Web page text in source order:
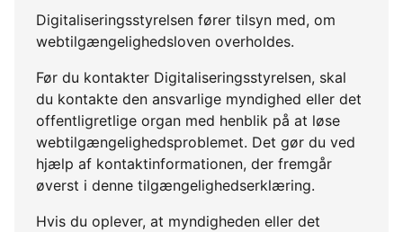
Digitaliseringsstyrelsen fører tilsyn med, om
webtilgængelighedsloven overholdes.
Før du kontakter Digitaliseringsstyrelsen, skal
du kontakte den ansvarlige myndighed eller det
offentligretlige organ med henblik på at løse
webtilgængelighedsproblemet. Det gør du ved
hjælp af kontaktinformationen, der fremgår
øverst i denne tilgængelighedserklæring.
Hvis du oplever, at myndigheden eller det